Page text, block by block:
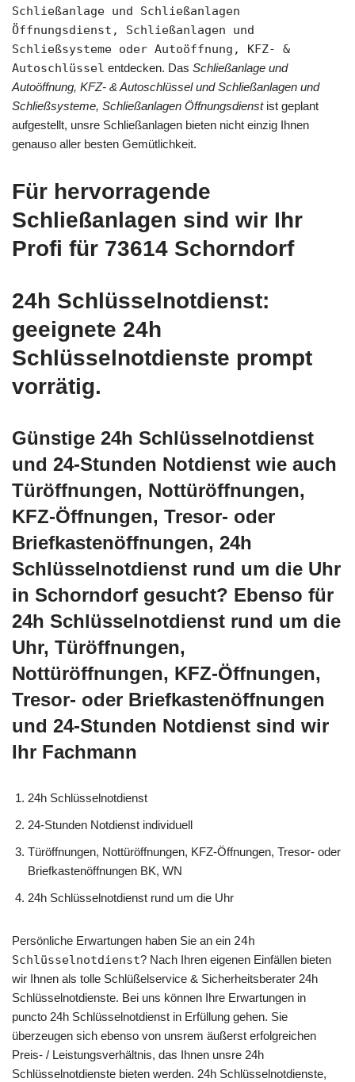
Schließanlage und Schließanlagen
Öffnungsdienst, Schließanlagen und
Schließsysteme oder Autoöffnung, KFZ- &
Autoschlüssel entdecken. Das Schließanlage und
Autoöffnung, KFZ- & Autoschlüssel und Schließanlagen und
Schließsysteme, Schließanlagen Öffnungsdienstist geplant
aufgestellt, unsre Schließanlagen bieten nicht einzig Ihnen
genauso aller besten Gemütlichkeit.
Für hervorragende
Schließanlagen sind wir Ihr
Profi für 73614 Schorndorf
24h Schlüsselnotdienst:
geeignete 24h
Schlüsselnotdienste prompt
vorrätig.
Günstige 24h Schlüsselnotdienst
und 24-Stunden Notdienst wie auch
Türöffnungen, Nottüröffnungen,
KFZ-Öffnungen, Tresor- oder
Briefkastenöffnungen, 24h
Schlüsselnotdienst rund um die Uhr
in Schorndorf gesucht? Ebenso für
24h Schlüsselnotdienst rund um die
Uhr, Türöffnungen,
Nottüröffnungen, KFZ-Öffnungen,
Tresor- oder Briefkastenöffnungen
und 24-Stunden Notdienst sind wir
Ihr Fachmann
24h Schlüsselnotdienst
24-Stunden Notdienst individuell
Türöffnungen, Nottüröffnungen, KFZ-Öffnungen, Tresor- oder
Briefkastenöffnungen BK, WN
24h Schlüsselnotdienst rund um die Uhr
Persönliche Erwartungen haben Sie an ein 24h
Schlüsselnotdienst? Nach Ihren eigenen Einfällen bieten
wir Ihnen als tolle Schlüßelservice & Sicherheitsberater 24h
Schlüsselnotdienste. Bei uns können Ihre Erwartungen in
puncto 24h Schlüsselnotdienst in Erfüllung gehen. Sie
überzeugen sich ebenso von unsrem äußerst erfolgreichen
Preis- / Leistungsverhältnis, das Ihnen unsre 24h
Schlüsselnotdienste bieten werden. 24h Schlüsselnotdienste,